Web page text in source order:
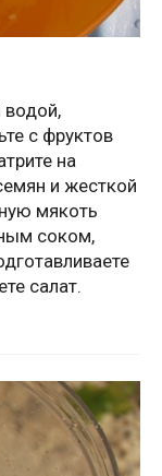
водой,
с фруктов
на
и жесткой
мякоть
соком,
салат.